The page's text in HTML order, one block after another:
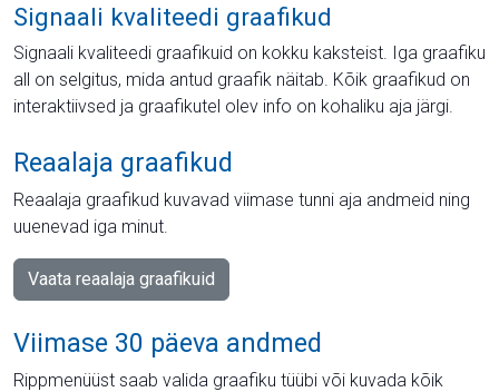
Signaali kvaliteedi graafikud
Signaali kvaliteedi graafikuid on kokku kaksteist. Iga graafiku
all on selgitus, mida antud graafik näitab. Kõik graafikud on
interaktiivsed ja graafikutel olev info on kohaliku aja järgi.
Reaalaja graafikud
Reaalaja graafikud kuvavad viimase tunni aja andmeid ning
uuenevad iga minut.
Vaata reaalaja graafikuid
Viimase 30 päeva andmed
Rippmenüüst saab valida graafiku tüübi või kuvada kõik